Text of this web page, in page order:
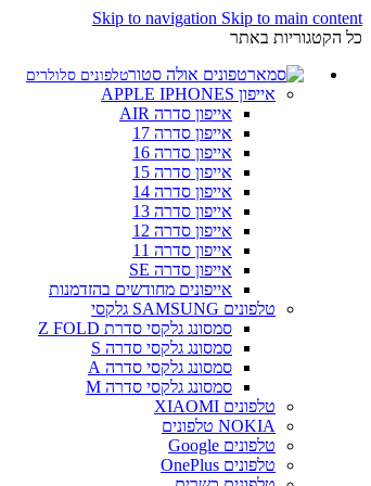
Skip to navigation Skip to main content
כל הקטגוריות באתר
טלפונים סלולרים
אייפון APPLE IPHONES
אייפון סדרה AIR
אייפון סדרה 17
אייפון סדרה 16
אייפון סדרה 15
אייפון סדרה 14
אייפון סדרה 13
אייפון סדרה 12
אייפון סדרה 11
אייפון סדרה SE
אייפונים מחודשים בהזדמנות
טלפונים SAMSUNG גלקסי
סמסונג גלקסי סדרת Z FOLD
סמסונג גלקסי סדרה S
סמסונג גלקסי סדרה A
סמסונג גלקסי סדרה M
טלפונים XIAOMI
NOKIA טלפונים
טלפונים Google
טלפונים OnePlus